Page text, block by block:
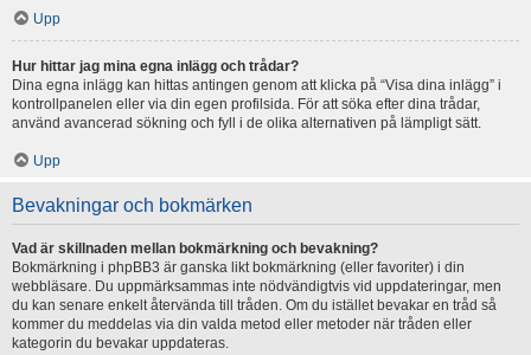
Upp
Hur hittar jag mina egna inlägg och trådar?
Dina egna inlägg kan hittas antingen genom att klicka på “Visa dina inlägg” i
kontrollpanelen eller via din egen profilsida. För att söka efter dina trådar,
använd avancerad sökning och fyll i de olika alternativen på lämpligt sätt.
Upp
Bevakningar och bokmärken
Vad är skillnaden mellan bokmärkning och bevakning?
Bokmärkning i phpBB3 är ganska likt bokmärkning (eller favoriter) i din
webbläsare. Du uppmärksammas inte nödvändigtvis vid uppdateringar, men
du kan senare enkelt återvända till tråden. Om du istället bevakar en tråd så
kommer du meddelas via din valda metod eller metoder när tråden eller
kategorin du bevakar uppdateras.